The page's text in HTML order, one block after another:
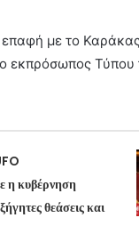
με το
εκπρόσωπος Τύπου
η κυβέρνηση
θεάσεις και